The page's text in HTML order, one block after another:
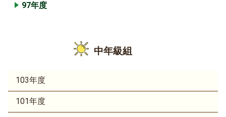
97年度
中年級組
103年度
101年度